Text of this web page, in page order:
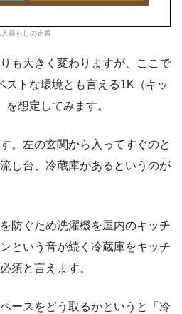
暮らしの定番
も大きく変わりますが、ここで
ストな環境とも言える1K（キッ
想定してみます。
。左の玄関から入ってすぐのと
し台、冷蔵庫があるというのが
防ぐため洗濯機を屋内のキッチ
という音が続く冷蔵庫をキッチ
須と言えます。
ースをどう取るかというと「冷